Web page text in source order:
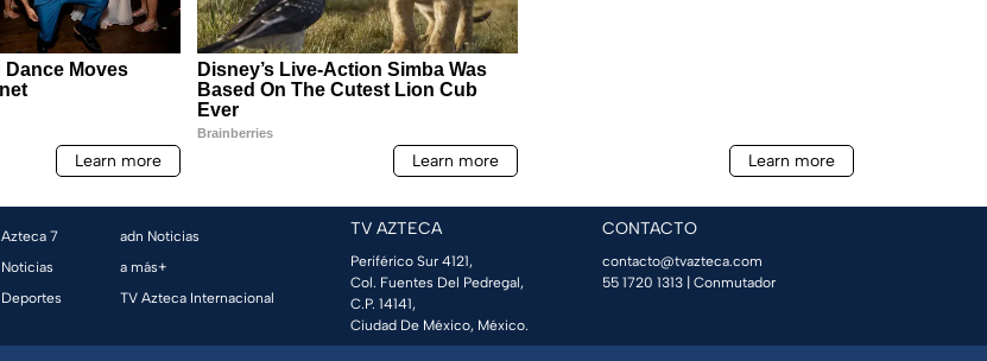
Azteca 7
Noticias
Deportes
adn Noticias
a más+
TV Azteca Internacional
TV AZTECA
Periférico Sur 4121,
Col. Fuentes Del Pedregal,
C.P. 14141,
Ciudad De México, México.
CONTACTO
contacto@tvazteca.com
55 1720 1313 | Conmutador